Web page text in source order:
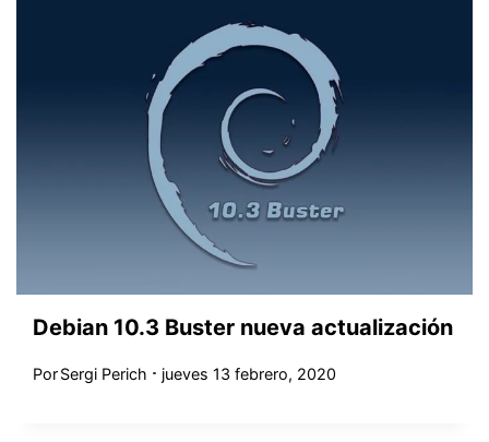
Debian 10.3 Buster nueva actualización
PorSergi Perich jueves 13 febrero, 2020